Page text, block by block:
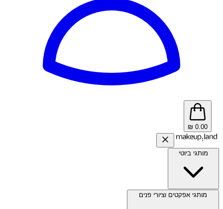
0.00
₪
מותגי ביוטי
מותגי אפקטים וציורי פנים